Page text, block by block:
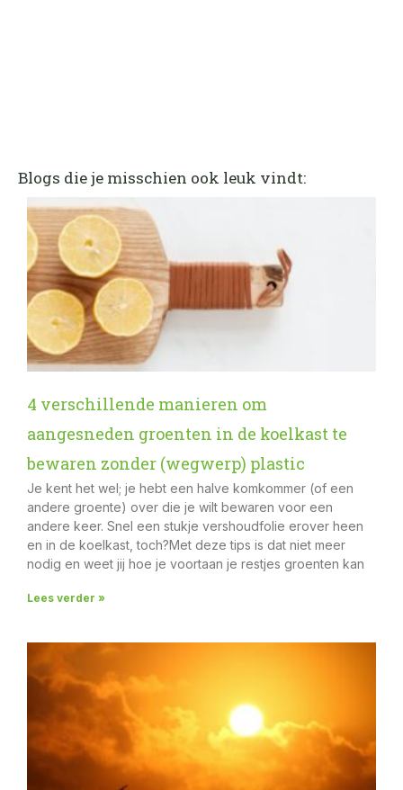
Blogs die je misschien ook leuk vindt:
4 verschillende manieren om
aangesneden groenten in de koelkast te
bewaren zonder (wegwerp) plastic
Je kent het wel; je hebt een halve komkommer (of een
andere groente) over die je wilt bewaren voor een
andere keer. Snel een stukje vershoudfolie erover heen
en in de koelkast, toch?Met deze tips is dat niet meer
nodig en weet jij hoe je voortaan je restjes groenten kan
Lees verder »